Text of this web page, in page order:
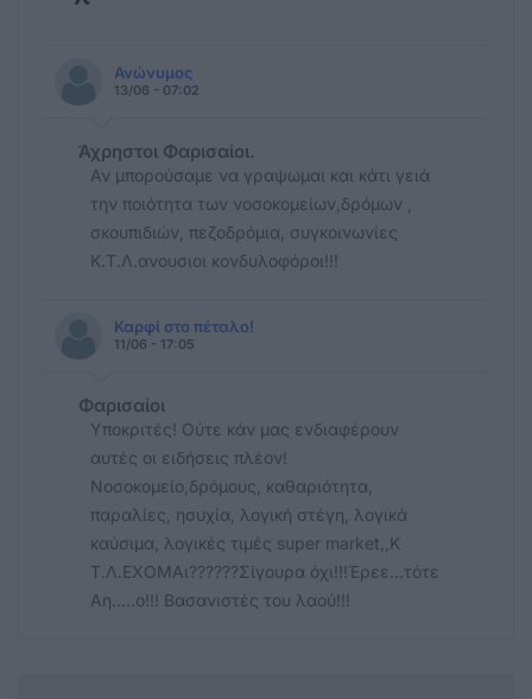
Ανώνυμος
13/06 - 07:02
Άχρηστοι Φαρισαίοι.
Αν μπορούσαμε να γραψωμαι και κάτι γειά
την ποιότητα των νοσοκομείων,δρόμων ,
σκουπιδιών, πεζοδρόμια, συγκοινωνίες
Κ.Τ.Λ.ανουσιοι κονδυλοφόροι!!!
Καρφί στο πέταλο!
11/06 - 17:05
Φαρισαίοι
Υποκριτές! Ούτε κάν μας ενδιαφέρουν
αυτές οι ειδήσεις πλέον!
Νοσοκομείο,δρόμους, καθαριότητα,
παραλίες, ησυχία, λογική στέγη, λογικά
καύσιμα, λογικές τιμές super market,,K
T.Λ.ΕΧΟΜΑι??????Σίγουρα όχι!!!Έρεε...τότε
Αη.....ο!!! Βασανιστές του λαού!!!